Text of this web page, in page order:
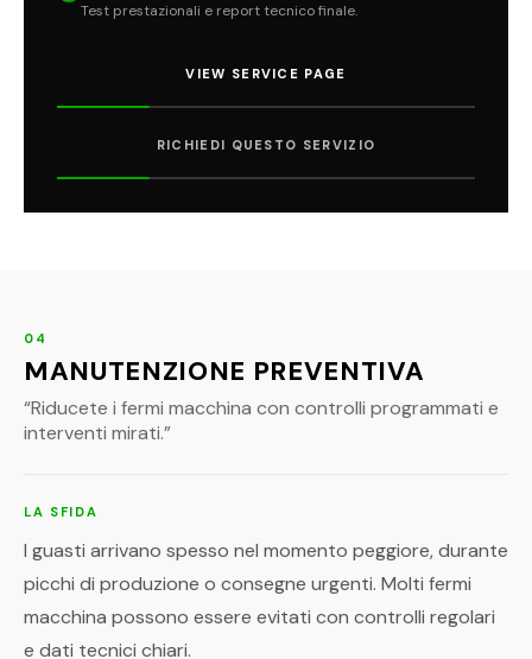
Test prestazionali e report tecnico finale.
VIEW SERVICE PAGE
RICHIEDI QUESTO SERVIZIO
04
MANUTENZIONE PREVENTIVA
“Riducete i fermi macchina con controlli programmati e
interventi mirati.”
LA SFIDA
I guasti arrivano spesso nel momento peggiore, durante
picchi di produzione o consegne urgenti. Molti fermi
macchina possono essere evitati con controlli regolari
e dati tecnici chiari.